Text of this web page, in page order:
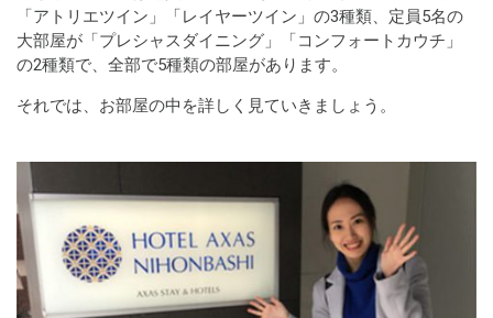
「アトリエツイン」「レイヤーツイン」の3種類、定員5名の
大部屋が「プレシャスダイニング」「コンフォートカウチ」
の2種類で、全部で5種類の部屋があります。
それでは、お部屋の中を詳しく見ていきましょう。